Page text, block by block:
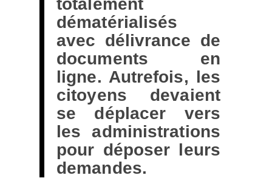
dématérialisés
avec délivrance de
documents en
ligne. Autrefois, les
citoyens devaient
se déplacer vers
les administrations
pour déposer leurs
demandes.